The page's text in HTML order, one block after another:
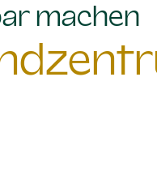
machen